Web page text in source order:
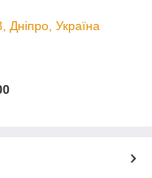
Україна